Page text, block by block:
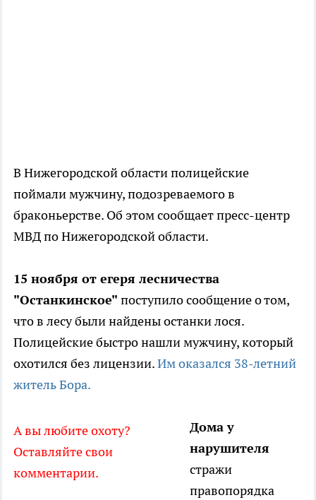
В Нижегородской области полицейские
поймали мужчину, подозреваемого в
браконьерстве. Об этом сообщает пресс-центр
МВД по Нижегородской области.
15 ноября от егеря лесничества
"Останкинское" поступило сообщение о том,
что в лесу были найдены останки лося.
Полицейские быстро нашли мужчину, который
охотился без лицензии.Им оказался 38-летний
житель Бора.
А вы любите охоту?
Оставляйте свои
комментарии.
Дома у
нарушителя
стражи
правопорядка